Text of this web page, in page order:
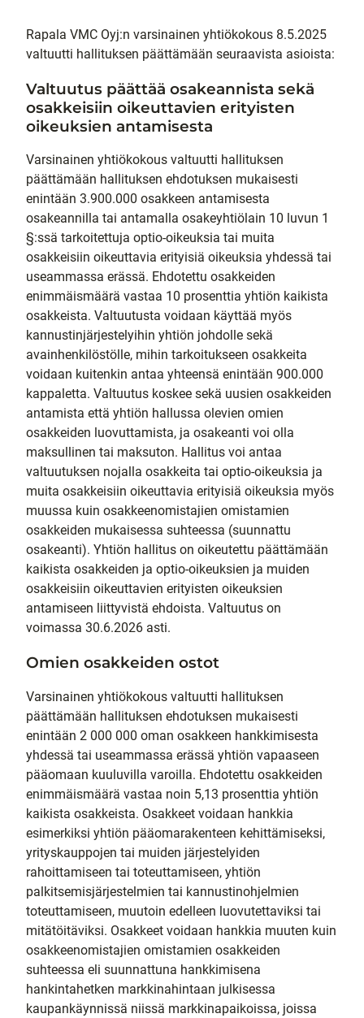
Rapala VMC Oyj:n varsinainen yhtiökokous 8.5.2025
valtuutti hallituksen päättämään seuraavista asioista:
Valtuutus päättää osakeannista sekä
osakkeisiin oikeuttavien erityisten
oikeuksien antamisesta
Varsinainen yhtiökokous valtuutti hallituksen
päättämään hallituksen ehdotuksen mukaisesti
enintään 3.900.000 osakkeen antamisesta
osakeannilla tai antamalla osakeyhtiölain 10 luvun 1
§:ssä tarkoitettuja optio-oikeuksia tai muita
osakkeisiin oikeuttavia erityisiä oikeuksia yhdessä tai
useammassa erässä. Ehdotettu osakkeiden
enimmäismäärä vastaa 10 prosenttia yhtiön kaikista
osakkeista. Valtuutusta voidaan käyttää myös
kannustinjärjestelyihin yhtiön johdolle sekä
avainhenkilöstölle, mihin tarkoitukseen osakkeita
voidaan kuitenkin antaa yhteensä enintään 900.000
kappaletta. Valtuutus koskee sekä uusien osakkeiden
antamista että yhtiön hallussa olevien omien
osakkeiden luovuttamista, ja osakeanti voi olla
maksullinen tai maksuton. Hallitus voi antaa
valtuutuksen nojalla osakkeita tai optio-oikeuksia ja
muita osakkeisiin oikeuttavia erityisiä oikeuksia myös
muussa kuin osakkeenomistajien omistamien
osakkeiden mukaisessa suhteessa (suunnattu
osakeanti). Yhtiön hallitus on oikeutettu päättämään
kaikista osakkeiden ja optio-oikeuksien ja muiden
osakkeisiin oikeuttavien erityisten oikeuksien
antamiseen liittyvistä ehdoista. Valtuutus on
voimassa 30.6.2026 asti.
Omien osakkeiden ostot
Varsinainen yhtiökokous valtuutti hallituksen
päättämään hallituksen ehdotuksen mukaisesti
enintään 2 000 000 oman osakkeen hankkimisesta
yhdessä tai useammassa erässä yhtiön vapaaseen
pääomaan kuuluvilla varoilla. Ehdotettu osakkeiden
enimmäismäärä vastaa noin 5,13 prosenttia yhtiön
kaikista osakkeista. Osakkeet voidaan hankkia
esimerkiksi yhtiön pääomarakenteen kehittämiseksi,
yrityskauppojen tai muiden järjestelyiden
rahoittamiseen tai toteuttamiseen, yhtiön
palkitsemisjärjestelmien tai kannustinohjelmien
toteuttamiseen, muutoin edelleen luovutettaviksi tai
mitätöitäviksi. Osakkeet voidaan hankkia muuten kuin
osakkeenomistajien omistamien osakkeiden
suhteessa eli suunnattuna hankkimisena
hankintahetken markkinahintaan julkisessa
kaupankäynnissä niissä markkinapaikoissa, joissa